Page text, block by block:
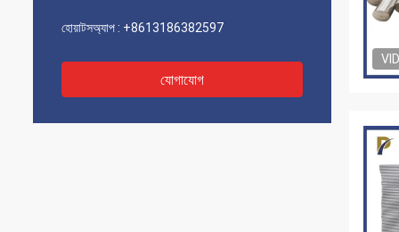
হোয়াটসঅ্যাপ : +8613186382597
যোগাযোগ